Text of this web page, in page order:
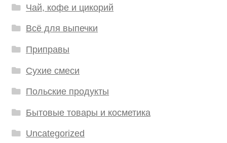
Чай, кофе и цикорий
Всё для выпечки
Приправы
Сухие смеси
Польские продукты
Бытовые товары и косметика
Uncategorized